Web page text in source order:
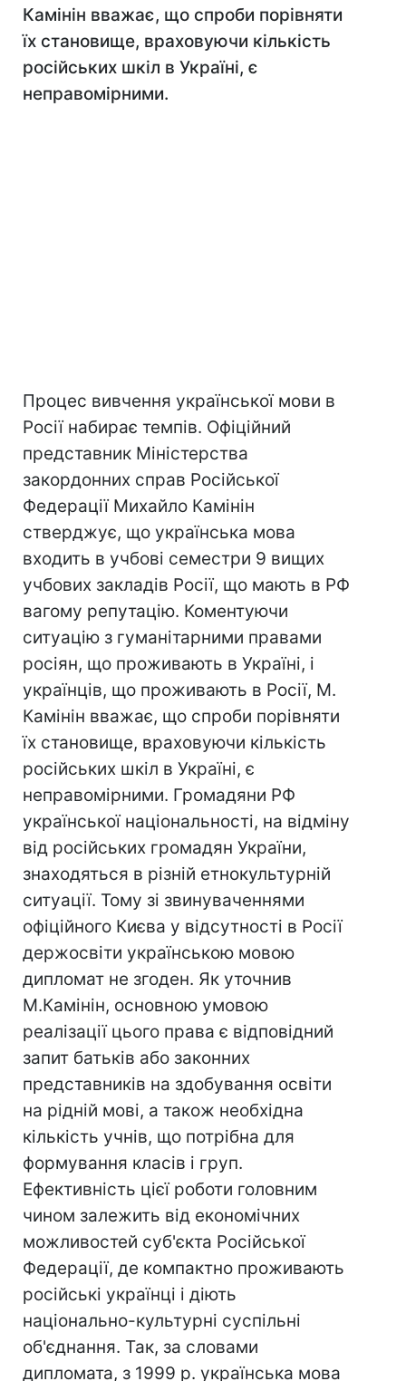
Камінін вважає, що спроби порівняти
їх становище, враховуючи кількість
російських шкіл в Україні, є
неправомірними.
Процес вивчення української мови в
Росії набирає темпів. Офіційний
представник Міністерства
закордонних справ Російської
Федерації Михайло Камінін
стверджує, що українська мова
входить в учбові семестри 9 вищих
учбових закладів Росії, що мають в РФ
вагому репутацію. Коментуючи
ситуацію з гуманітарними правами
росіян, що проживають в Україні, і
українців, що проживають в Росії, М.
Камінін вважає, що спроби порівняти
їх становище, враховуючи кількість
російських шкіл в Україні, є
неправомірними. Громадяни РФ
української національності, на відміну
від російських громадян України,
знаходяться в різній етнокультурній
ситуації. Тому зі звинуваченнями
офіційного Києва у відсутності в Росії
держосвіти українською мовою
дипломат не згоден. Як уточнив
М.Камінін, основною умовою
реалізації цього права є відповідний
запит батьків або законних
представників на здобування освіти
на рідній мові, а також необхідна
кількість учнів, що потрібна для
формування класів і груп.
Ефективність цієї роботи головним
чином залежить від економічних
можливостей суб'єкта Російської
Федерації, де компактно проживають
російські українці і діють
національно-культурні суспільні
об'єднання. Так, за словами
дипломата, з 1999 р. українська мова